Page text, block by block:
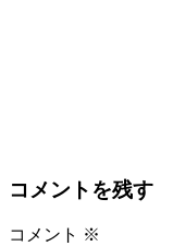
コメントを残す
コメント ※